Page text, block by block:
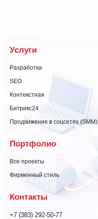
Услуги
Разработка
SEO
Контекстная
Битрикс24
Продвижение в соцсетях (SMM)
Портфолио
Все проекты
Фирменный стиль
Контакты
+7 (383) 292-50-77